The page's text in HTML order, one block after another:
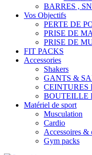
BARRES ,
Vos Objectifs
PERTE DE
PRISE DE
PRISE DE
FIT PACKS
Accessories
Shakers
GANTS &
CEINTURES
BOUTEILLE
Matériel de sport
Musculation
Cardio
Accessoires &
Gym packs